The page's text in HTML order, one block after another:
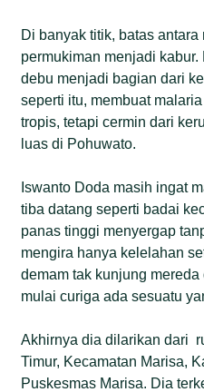
pengolahan emas
kesehatan dan
dibuang langsung ke
air, merusak
rantai makanan
perairan.
Berbagai penelitian
dampak tambang emas
berlangsung lama dan
merkuri berisiko
kerusakan organ,
Namun lemahnya
serta masih
membuat krisis
berulang.
Di banyak titik, batas
permukiman menjadi
debu menjadi bagian dari
seperti itu, membuat
tropis, tetapi cermin dari
luas di Pohuwato.
Iswanto Doda masih ingat
tiba datang seperti badai
panas tinggi menyergap
mengira hanya kelelahan
demam tak kunjung
mulai curiga ada sesuatu
Akhirnya dia dilarikan dari
Timur, Kecamatan Marisa,
Puskesmas Marisa. Dia